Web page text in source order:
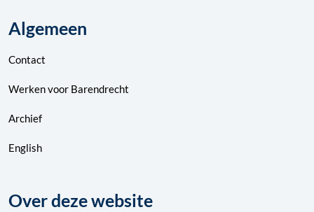
Algemeen
Contact
Werken voor Barendrecht
Archief
English
Over deze website